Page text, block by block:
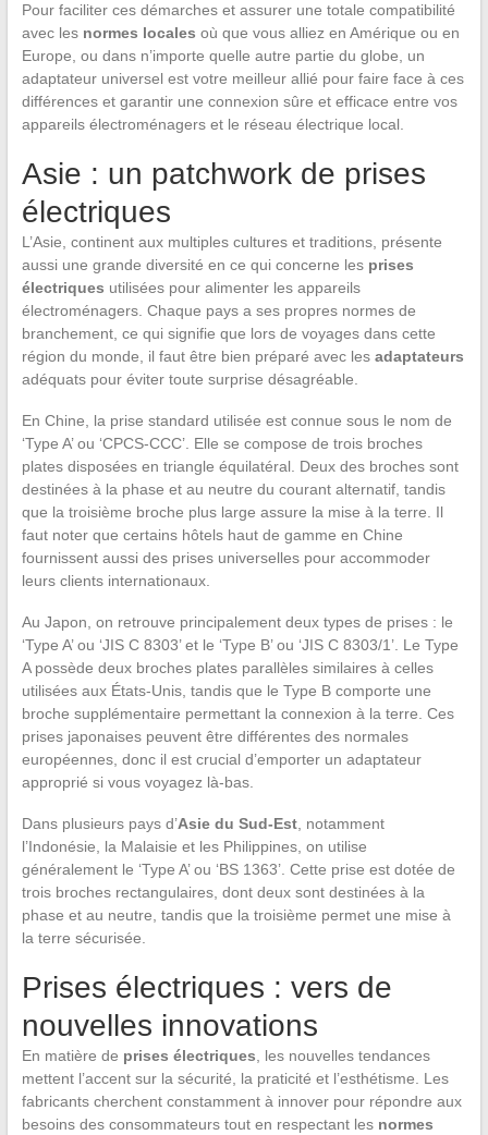
Pour faciliter ces démarches et assurer une totale compatibilité
avec les normes locales où que vous alliez en Amérique ou en
Europe, ou dans n’importe quelle autre partie du globe, un
adaptateur universel est votre meilleur allié pour faire face à ces
différences et garantir une connexion sûre et efficace entre vos
appareils électroménagers et le réseau électrique local.
Asie : un patchwork de prises
électriques
L’Asie, continent aux multiples cultures et traditions, présente
aussi une grande diversité en ce qui concerne les prises
électriques utilisées pour alimenter les appareils
électroménagers. Chaque pays a ses propres normes de
branchement, ce qui signifie que lors de voyages dans cette
région du monde, il faut être bien préparé avec les adaptateurs
adéquats pour éviter toute surprise désagréable.
En Chine, la prise standard utilisée est connue sous le nom de
‘Type A’ ou ‘CPCS-CCC’. Elle se compose de trois broches
plates disposées en triangle équilatéral. Deux des broches sont
destinées à la phase et au neutre du courant alternatif, tandis
que la troisième broche plus large assure la mise à la terre. Il
faut noter que certains hôtels haut de gamme en Chine
fournissent aussi des prises universelles pour accommoder
leurs clients internationaux.
Au Japon, on retrouve principalement deux types de prises : le
‘Type A’ ou ‘JIS C 8303’ et le ‘Type B’ ou ‘JIS C 8303/1’. Le Type
A possède deux broches plates parallèles similaires à celles
utilisées aux États-Unis, tandis que le Type B comporte une
broche supplémentaire permettant la connexion à la terre. Ces
prises japonaises peuvent être différentes des normales
européennes, donc il est crucial d’emporter un adaptateur
approprié si vous voyagez là-bas.
Dans plusieurs pays d’Asie du Sud-Est, notamment
l’Indonésie, la Malaisie et les Philippines, on utilise
généralement le ‘Type A’ ou ‘BS 1363’. Cette prise est dotée de
trois broches rectangulaires, dont deux sont destinées à la
phase et au neutre, tandis que la troisième permet une mise à
la terre sécurisée.
Prises électriques : vers de
nouvelles innovations
En matière de prises électriques, les nouvelles tendances
mettent l’accent sur la sécurité, la praticité et l’esthétisme. Les
fabricants cherchent constamment à innover pour répondre aux
besoins des consommateurs tout en respectant les normes